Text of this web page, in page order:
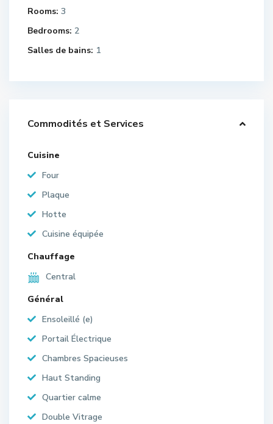
Rooms: 3
Bedrooms: 2
Salles de bains: 1
Commodités et Services
Cuisine
Four
Plaque
Hotte
Cuisine équipée
Chauffage
Central
Général
Ensoleillé (e)
Portail Électrique
Chambres Spacieuses
Haut Standing
Quartier calme
Double Vitrage